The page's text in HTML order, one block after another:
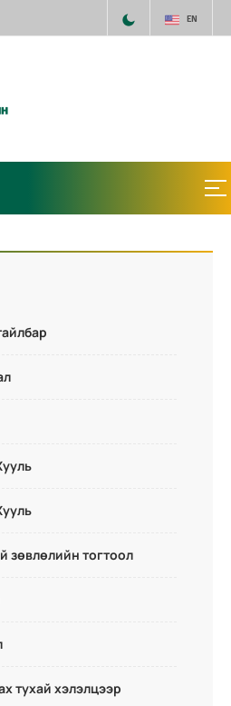
EN
зөвлөлийн тогтоол
тухай хэлэлцээр